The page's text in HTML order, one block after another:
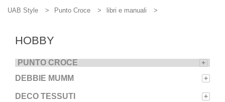
UAB Style Punto Croce libri e manuali
HOBBY
PUNTO CROCE +
DEBBIE MUMM +
DECO TESSUTI +